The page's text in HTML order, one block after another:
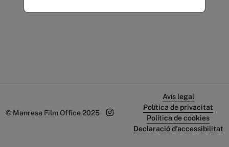
© Manresa Film Office 2025
Avís legal
Política de privacitat
Política de cookies
Declaració d'accessibilitat